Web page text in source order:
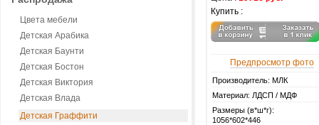
Цвета мебели
Детская Арабика
Детская Баунти
Детская Бостон
Детская Виктория
Детская Влада
Детская Граффити
Купить :
Предпросмотр фото
Производитель: МЛК
Материал: ЛДСП / МДФ
Размеры (в*ш*г):
1056*602*446